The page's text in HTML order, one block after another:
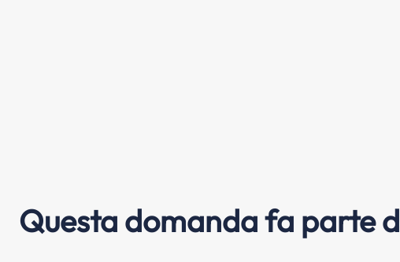
Questa domanda fa parte